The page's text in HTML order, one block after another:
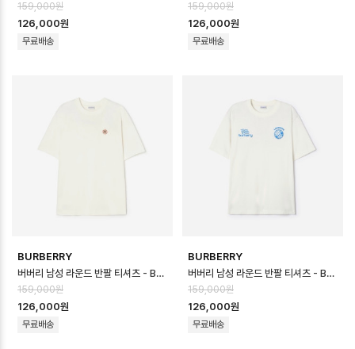
159,000원
126,000원
무료배송
159,000원
126,000원
무료배송
BURBERRY
버버리 남성 라운드 반팔 티셔츠 - Burberry Mens Round Tshirt - b…
159,000원
126,000원
무료배송
BURBERRY
버버리 남성 라운드 반팔 티셔츠 - Burberry Mens Round Tshirt - b…
159,000원
126,000원
무료배송